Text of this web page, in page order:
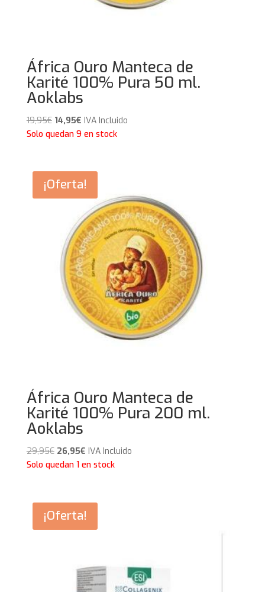
África Ouro Manteca de
Karité 100% Pura 50 ml.
Aoklabs
19,95€ El
precio
19,95€.
14,95€El
precio
14,95€.
IVA Incluido
Solo quedan 9 en stock
¡Oferta!
África Ouro Manteca de
Karité 100% Pura 200 ml.
Aoklabs
29,95€ El
precio
29,95€.
26,95€El
precio
26,95€.
IVA Incluido
Solo quedan 1 en stock
¡Oferta!